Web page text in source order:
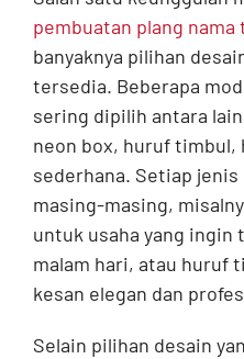
pembuatan plang nama
banyaknya pilihan
tersedia. Beberapa
sering dipilih antara
neon box, huruf timbul,
sederhana. Setiap
masing-masing,
untuk usaha yang
malam hari, atau huruf
kesan elegan dan
Selain pilihan desain